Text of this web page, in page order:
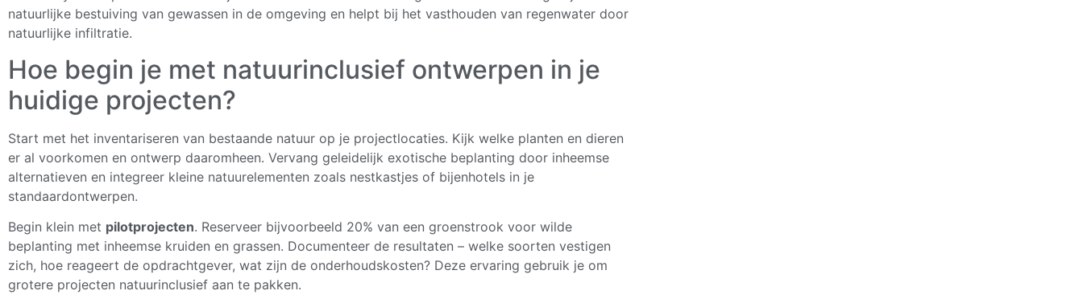
natuurlijke bestuiving van gewassen in de omgeving en helpt bij het vasthouden van regenwater door
natuurlijke infiltratie.
Hoe begin je met natuurinclusief ontwerpen in je
huidige projecten?
Start met het inventariseren van bestaande natuur op je projectlocaties. Kijk welke planten en dieren
er al voorkomen en ontwerp daaromheen. Vervang geleidelijk exotische beplanting door inheemse
alternatieven en integreer kleine natuurelementen zoals nestkastjes of bijenhotels in je
standaardontwerpen.
Begin klein met pilotprojecten. Reserveer bijvoorbeeld 20% van een groenstrook voor wilde
beplanting met inheemse kruiden en grassen. Documenteer de resultaten – welke soorten vestigen
zich, hoe reageert de opdrachtgever, wat zijn de onderhoudskosten? Deze ervaring gebruik je om
grotere projecten natuurinclusief aan te pakken.